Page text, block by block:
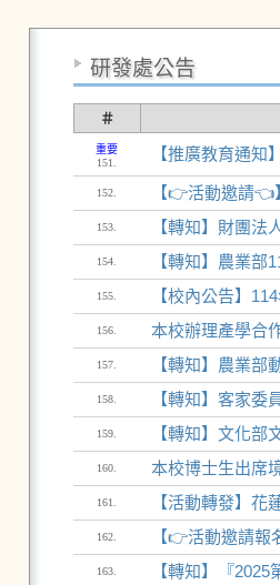
研發處公告
＃
重要
151.
【推廣教育通
152. 【👉活動邀請
153. 【轉知】財團
154. 【轉知】農業
155. 【校內公告】
156. 本校辦理產學合
157. 【轉知】農業
158. 【轉知】客家委
159. 【轉知】文化
160. 本校博士生出席
161. 【活動轉發】花
162. 【👉活動邀請報
163. 【轉知】『